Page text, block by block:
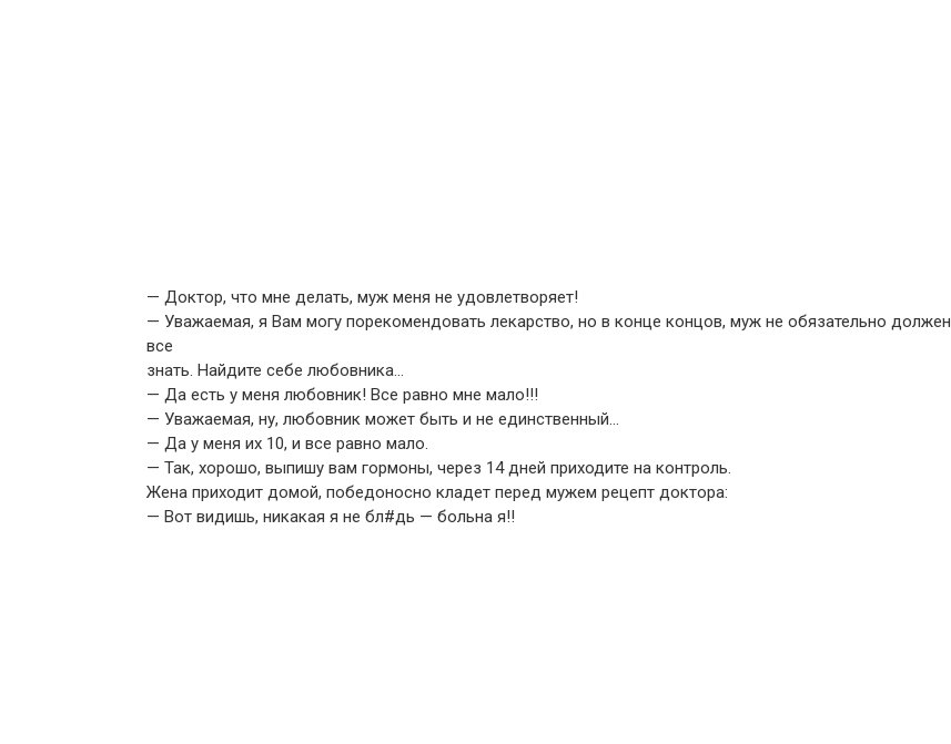
— Доктор, что мне делать, муж меня не удовлетворяет!
— Уважаемая, я Вам могу порекомендовать лекарство, но в конце концов, муж не обязательно должен
все
знать. Найдите себе любовника…
— Да есть у меня любовник! Все равно мне мало!!!
— Уважаемая, ну, любовник может быть и не единственный…
— Да у меня их 10, и все равно мало.
— Так, хорошо, выпишу вам гормоны, через 14 дней приходите на контроль.
Жена приходит домой, победоносно кладет перед мужем рецепт доктора:
— Вот видишь, никакая я не бл#дь — больна я!!